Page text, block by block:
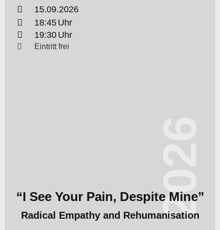
15.09.2026
18:45
19:30
Eintritt frei
“I See Your Pain, Despite Mine”
Radical Empathy and Rehumanisation
2026